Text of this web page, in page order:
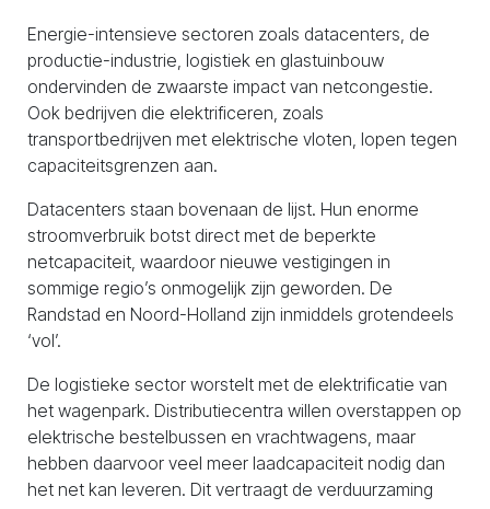
Energie-intensieve sectoren zoals datacenters, de
productie-industrie, logistiek en glastuinbouw
ondervinden de zwaarste impact van netcongestie.
Ook bedrijven die elektrificeren, zoals
transportbedrijven met elektrische vloten, lopen tegen
capaciteitsgrenzen aan.
Datacenters staan bovenaan de lijst. Hun enorme
stroomverbruik botst direct met de beperkte
netcapaciteit, waardoor nieuwe vestigingen in
sommige regio’s onmogelijk zijn geworden. De
Randstad en Noord-Holland zijn inmiddels grotendeels
‘vol’.
De logistieke sector worstelt met de elektrificatie van
het wagenpark. Distributiecentra willen overstappen op
elektrische bestelbussen en vrachtwagens, maar
hebben daarvoor veel meer laadcapaciteit nodig dan
het net kan leveren. Dit vertraagt de verduurzaming